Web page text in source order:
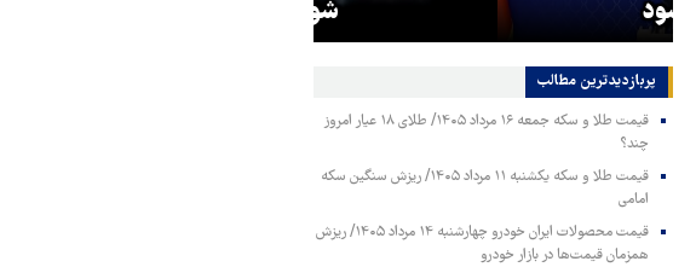
شود
پربازدیدترین‌ مطالب
قیمت طلا و سکه جمعه ۱۶ مرداد ۱۴۰۵/ طلای ۱۸ عیار امروز
چند؟
قیمت طلا و سکه یکشنبه ۱۱ مرداد ۱۴۰۵/ ریزش سنگین سکه
امامی
قیمت محصولات ایران خودرو چهارشنبه ۱۴ مرداد ۱۴۰۵/ ریزش
همزمان قیمت‌ها در بازار خودرو